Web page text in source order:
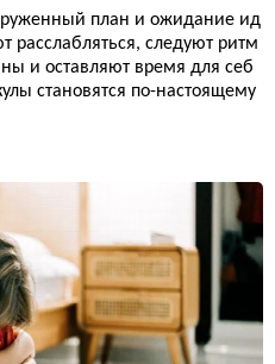
план и ожидание ид
расслабляться, следуют ритм
и оставляют время для себ
становятся по-настоящему